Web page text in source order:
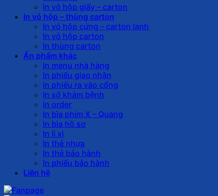
In vỏ hộp giấy – carton
In vỏ hộp – thùng carton
In vỏ hộp cứng – carton lạnh
In vỏ hộp carton
In thùng carton
Ấn phẩm khác
In menu nhà hàng
In phiếu giao nhận
in phiếu ra vào cổng
In sổ khám bệnh
In order
In bìa phim X – Quang
In bìa hồ sơ
In lì xì
In thẻ nhựa
In thẻ bảo hành
In phiếu bảo hành
Liên hệ